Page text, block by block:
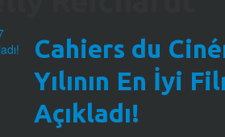
Cahiers du
Yılının En İyi
Açıkladı!